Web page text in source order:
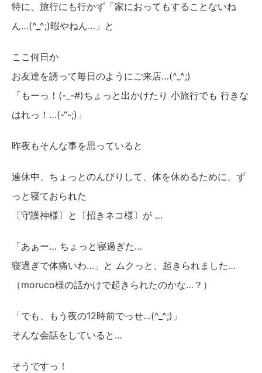
特に、旅行にも行かず「家におってもすることないね
ん…(^_^;)暇やねん…」と
ここ何日か
お友達を誘って毎日のようにご来店…(^_^;)
「もーっ！(-_-#)ちょっと出かけたり 小旅行でも 行きな
はれっ！…(-“-;)」
昨夜もそんな事を思っていると
連休中、ちょっとのんびりして、体を休めるために、ず
っと寝ておられた
〔守護神様〕と〔招きネコ様〕が …
「あぁー… ちょっと寝過ぎた…
寝過ぎで体痛いわ…」と ムクっと、起きられました…
（moruco様の話かけで起きられたのかな…？）
「でも、もう夜の12時前でっせ…(^_^;)」
そんな会話をしていると…
そうですっ！